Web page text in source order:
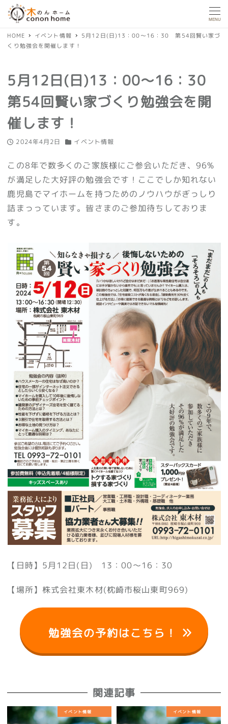
MENU
HOME イベント情報
5月12日(日)13：00～16：30 第54回賢い家づ
くり勉強会を開催します！
5月12日(日)13：00～16：30
第54回賢い家づくり勉強会を開
催します！
投稿日
2024年4月2日
カテゴリー
イベント情報
この8年で数多くのご家族様にご参会いただき、96%
が満足した大好評の勉強会です！ここでしか知れない
鹿児島でマイホームを持つためのノウハウがぎっしり
詰まっっています。皆さまのご参加待ちしておりま
す。
【日時】5月12日(日) 13：00～16：30
【場所】株式会社東木材(枕崎市桜山東町969)
勉強会の予約はこちら！
関連記事
イベント情報 イベント情報